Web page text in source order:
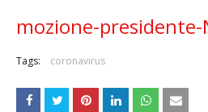
mozione-
Tags: coronavirus